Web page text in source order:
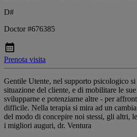
D#
Doctor #676385
Prenota visita
Gentile Utente, nel supporto psicologico
situazione del cliente, e di mobilitare le
svilupparne e potenziarne altre - per
difficile. Nella terapia si mira ad un
del modo di concepire noi stessi, gli altri,
i migliori auguri, dr. Ventura